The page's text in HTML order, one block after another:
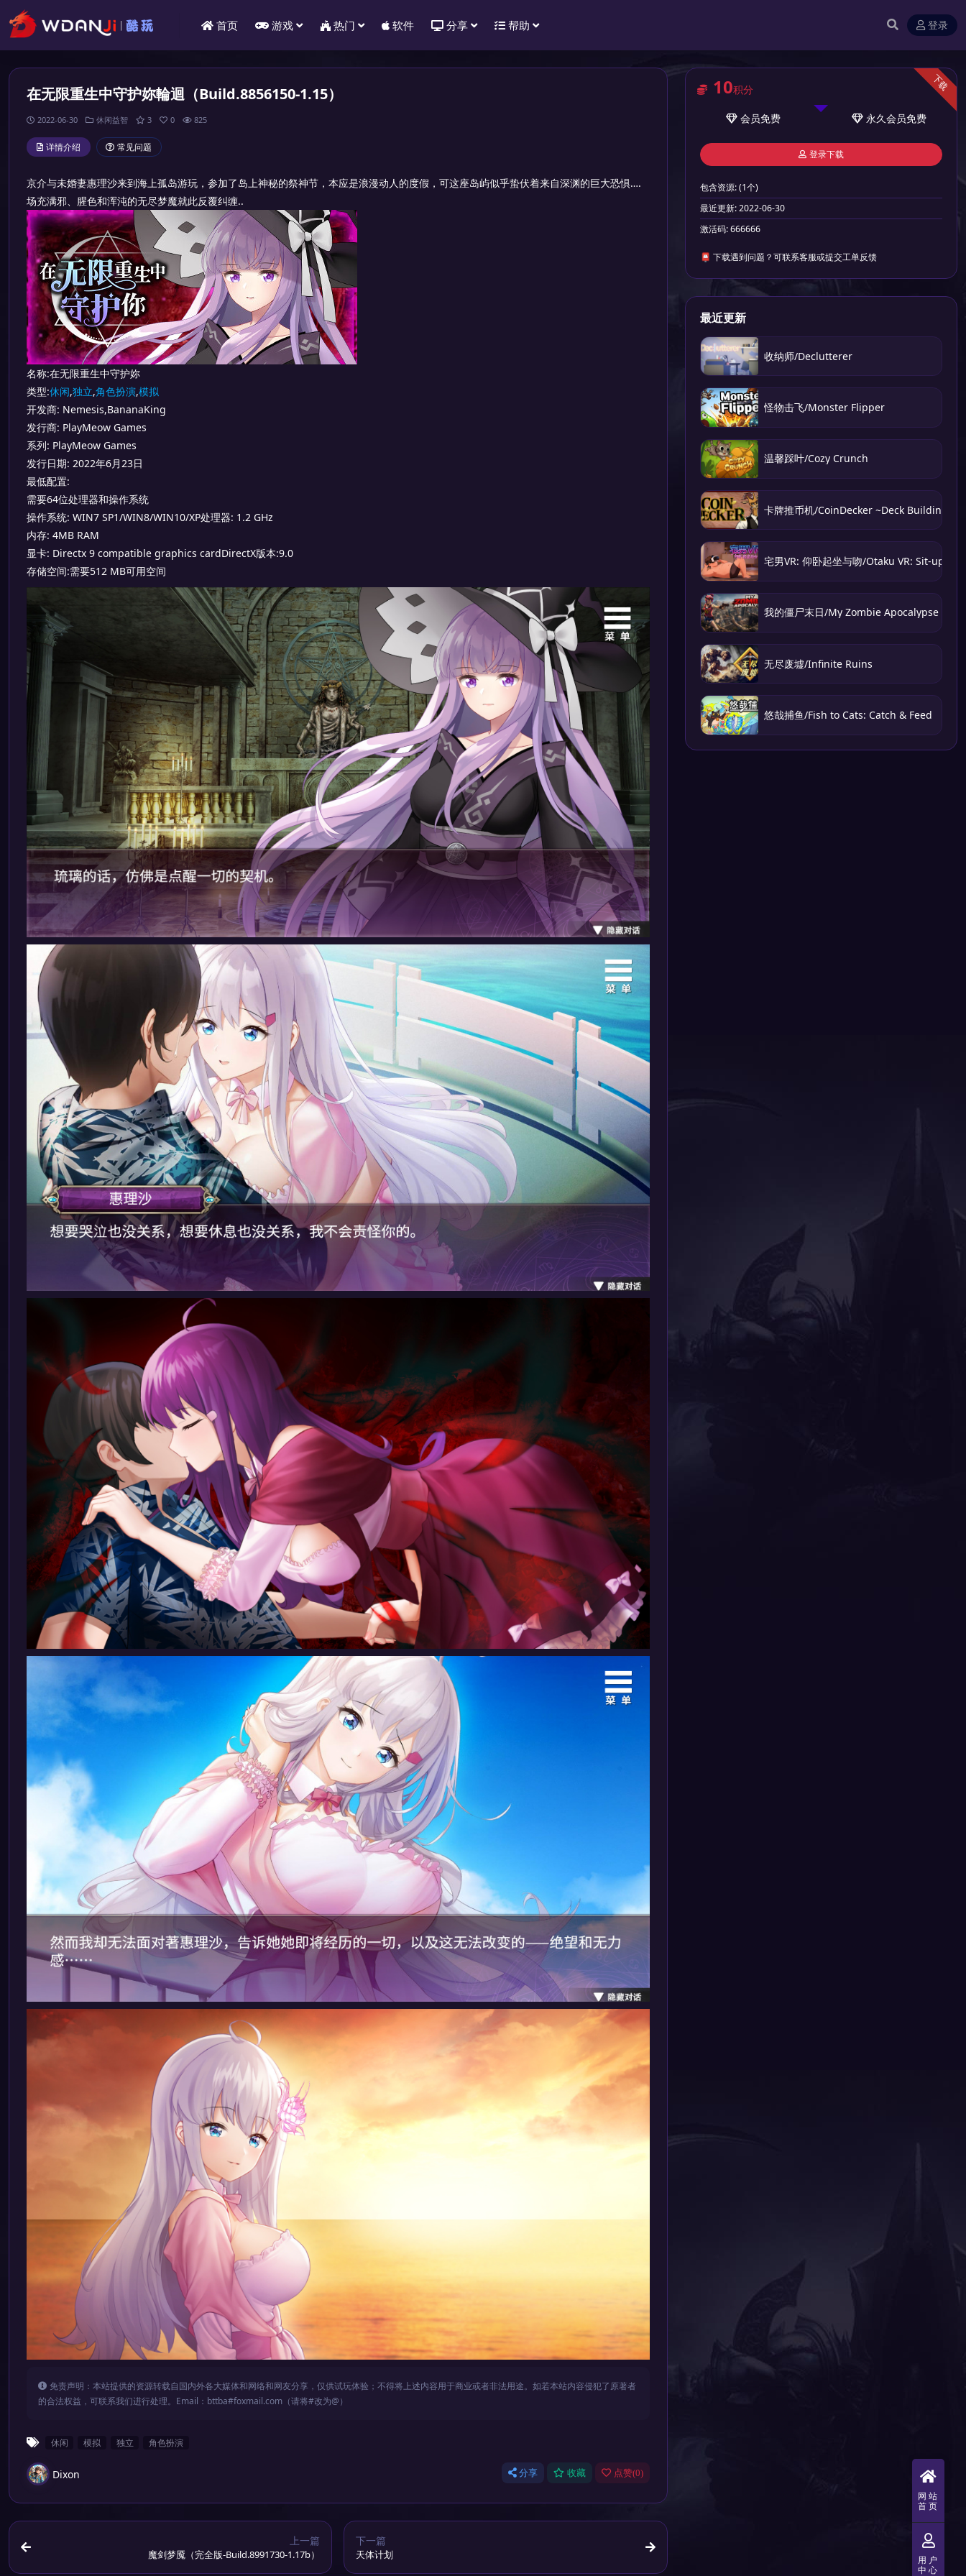
首页 游戏 热门 软件 分享 帮助 登录
在无限重生中守护妳輪迴（Build.8856150-1.15）
2022-06-30 休闲益智 3 0 825
详情介绍 常见问题
京介与未婚妻惠理沙来到海上孤岛游玩，参加了岛上神秘的祭神节，本应是浪漫动人的度假，可这座岛屿似乎蛰伏着来自深渊的巨大恐惧….
场充满邪、腥色和浑沌的无尽梦魔就此反覆纠缠..
名称:在无限重生中守护妳
类型:休闲,独立,角色扮演,模拟
开发商: Nemesis,BananaKing
发行商: PlayMeow Games
系列: PlayMeow Games
发行日期: 2022年6月23日
最低配置:
需要64位处理器和操作系统
操作系统: WIN7 SP1/WIN8/WIN10/XP处理器: 1.2 GHz
内存: 4MB RAM
显卡: Directx 9 compatible graphics cardDirectX版本:9.0
存储空间:需要512 MB可用空间
免责声明：本站提供的资源转载自国内外各大媒体和网络和网友分享，仅供试玩体验；不得将上述内容用于商业或者非法用途。如若本站内容侵犯了原著者
的合法权益，可联系我们进行处理。Email：bttba#foxmail.com（请将#改为@）
休闲 模拟 独立 角色扮演
Dixon 分享 收藏 点赞(0)
上一篇
魔剑梦魇（完全版-Build.8991730-1.17b）
下一篇
天体计划
下载
10积分
会员免费 永久会员免费
登录下载
包含资源:(1个)
最近更新:2022-06-30
激活码:666666
📮 下载遇到问题？可联系客服或提交工单反馈
最近更新
收纳师/Declutterer
怪物击飞/Monster Flipper
温馨踩叶/Cozy Crunch
卡牌推币机/CoinDecker ~Deck Building
宅男VR: 仰卧起坐与吻/Otaku VR: Sit-ups
我的僵尸末日/My Zombie Apocalypse
无尽废墟/Infinite Ruins
悠哉捕鱼/Fish to Cats: Catch & Feed
网站
首页
用户
中心